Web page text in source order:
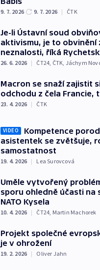
9. 7. 2026 9. 7. 2026 | ČTK
Je-li Ústavní soud
aktivismu, je to obvinění
neznalosti, říká
26. 6. 2026 | ČT24, ČTK, Jáchym
Macron se snaží zajistit
odchodu z čela Francie,
23. 4. 2026 | ČTK
VIDEO
Kompetence
asistentek se zvětšuje,
samostatnost
19. 4. 2026 | Lea Surovcová
Uměle vytvořený
sporu ohledně účasti na
NATO Kysela
10. 4. 2026 | ČT24 Martin Machorek
Projekt společné
je v ohrožení
19. 2. 2026 | Oliver Jahn